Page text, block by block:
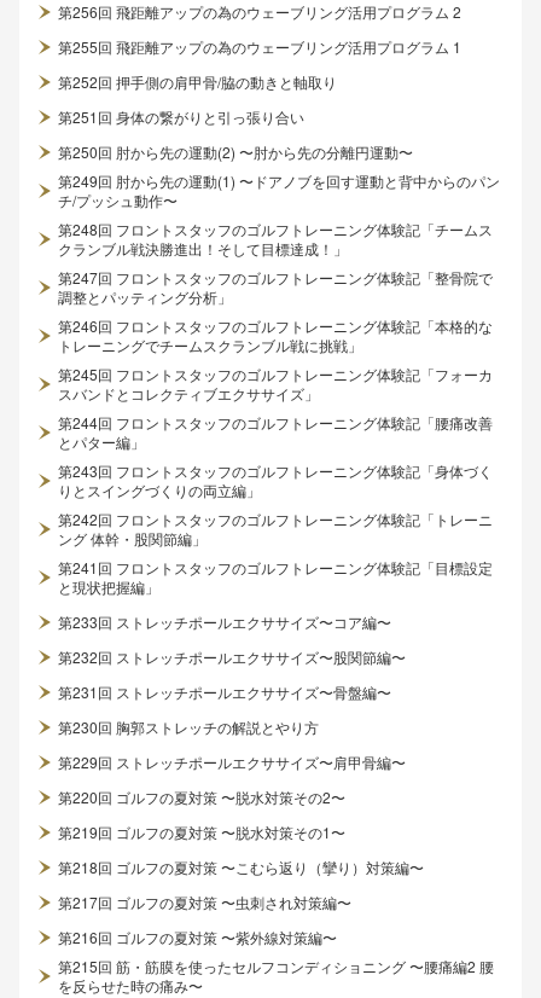
第256回 飛距離アップの為のウェーブリング活用プログラム 2
第255回 飛距離アップの為のウェーブリング活用プログラム 1
第252回 押手側の肩甲骨/脇の動きと軸取り
第251回 身体の繋がりと引っ張り合い
第250回 肘から先の運動(2) 〜肘から先の分離円運動〜
第249回 肘から先の運動(1) 〜ドアノブを回す運動と背中からのパン
チ/プッシュ動作〜
第248回 フロントスタッフのゴルフトレーニング体験記「チームス
クランブル戦決勝進出！そして目標達成！」
第247回 フロントスタッフのゴルフトレーニング体験記「整骨院で
調整とパッティング分析」
第246回 フロントスタッフのゴルフトレーニング体験記「本格的な
トレーニングでチームスクランブル戦に挑戦」
第245回 フロントスタッフのゴルフトレーニング体験記「フォーカ
スバンドとコレクティブエクササイズ」
第244回 フロントスタッフのゴルフトレーニング体験記「腰痛改善
とパター編」
第243回 フロントスタッフのゴルフトレーニング体験記「身体づく
りとスイングづくりの両立編」
第242回 フロントスタッフのゴルフトレーニング体験記「トレーニ
ング 体幹・股関節編」
第241回 フロントスタッフのゴルフトレーニング体験記「目標設定
と現状把握編」
第233回 ストレッチポールエクササイズ〜コア編〜
第232回 ストレッチポールエクササイズ〜股関節編〜
第231回 ストレッチポールエクササイズ〜骨盤編〜
第230回 胸郭ストレッチの解説とやり方
第229回 ストレッチポールエクササイズ〜肩甲骨編〜
第220回 ゴルフの夏対策 〜脱水対策その2〜
第219回 ゴルフの夏対策 〜脱水対策その1〜
第218回 ゴルフの夏対策 〜こむら返り（攣り）対策編〜
第217回 ゴルフの夏対策 〜虫刺され対策編〜
第216回 ゴルフの夏対策 〜紫外線対策編〜
第215回 筋・筋膜を使ったセルフコンディショニング 〜腰痛編2 腰
を反らせた時の痛み〜